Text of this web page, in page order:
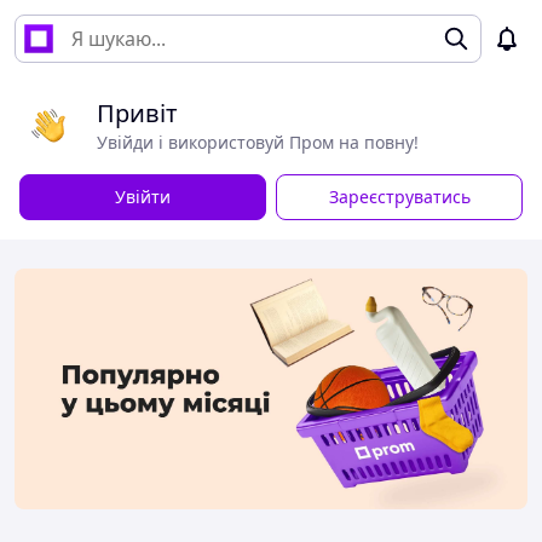
Привіт
Увійди і використовуй Пром на повну!
Увійти Зареєструватись